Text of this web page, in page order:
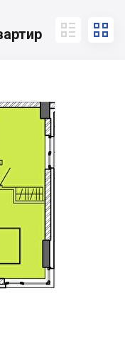
 